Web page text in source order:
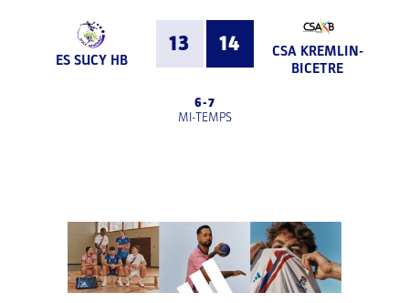
ES SUCY HB
13 14
CSA KREMLIN-
BICETRE
6-7
MI-TEMPS